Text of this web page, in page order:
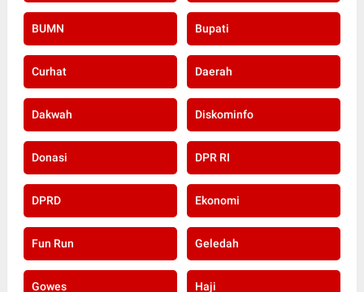
BUMN Bupati
Curhat Daerah
Dakwah Diskominfo
Donasi DPR RI
DPRD Ekonomi
Fun Run Geledah
Gowes Haji